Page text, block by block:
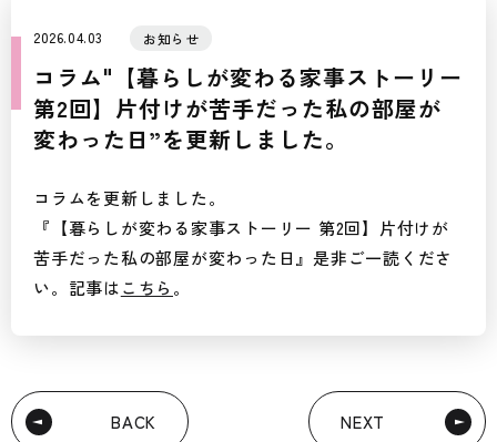
2026.04.03 お知らせ
コラム"【暮らしが変わる家事ストーリー
第2回】片付けが苦手だった私の部屋が
変わった日”を更新しました。
コラムを更新しました。
『【暮らしが変わる家事ストーリー 第2回】片付けが
苦手だった私の部屋が変わった日』是非ご一読くださ
い。記事はこちら 。
BACK NEXT